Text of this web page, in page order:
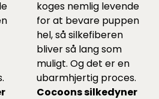
koges nemlig levende
for at bevare puppen
hel, så silkefiberen
bliver så lang som
muligt. Og det er en
ubarmhjertig proces.
Cocoons silkedyner